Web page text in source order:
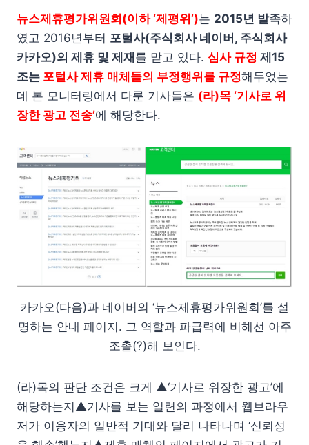
뉴스제휴평가위원회(이하 ‘제평위’)는 2015년 발족하
였고 2016년부터 포털사(주식회사 네이버, 주식회사
카카오)의 제휴 및 제재 를 맡고 있다. 심사 규정 제15
조는 포털사 제휴 매체들의 부정행위를 규정해두었는
데 본 모니터링에서 다룬 기사들은 (라)목 ‘기사로 위
장한 광고 전송’에 해당한다.
카카오(다음)과 네이버의 ‘뉴스제휴평가위원회’를 설
명하는 안내 페이지. 그 역할과 파급력에 비해선 아주
조촐(?)해 보인다.
(라)목의 판단 조건은 크게 ▲‘기사로 위장한 광고’에
해당하는지▲기사를 보는 일련의 과정에서 웹브라우
저가 이용자의 일반적 기대와 달리 나타나며 ‘신뢰성